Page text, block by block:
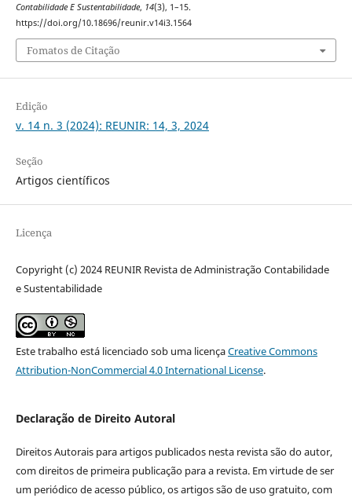
Contabilidade E Sustentabilidade, 14(3), 1–15.
https://doi.org/10.18696/reunir.v14i3.1564
Fomatos de Citação
Edição
v. 14 n. 3 (2024): REUNIR: 14, 3, 2024
Seção
Artigos científicos
Licença
Copyright (c) 2024 REUNIR Revista de Administração Contabilidade
e Sustentabilidade
Este trabalho está licenciado sob uma licençaCreative Commons
Attribution-NonCommercial 4.0 International License.
Declaração de Direito Autoral
Direitos Autorais para artigos publicados nesta revista são do autor,
com direitos de primeira publicação para a revista. Em virtude de ser
um periódico de acesso público, os artigos são de uso gratuito, com